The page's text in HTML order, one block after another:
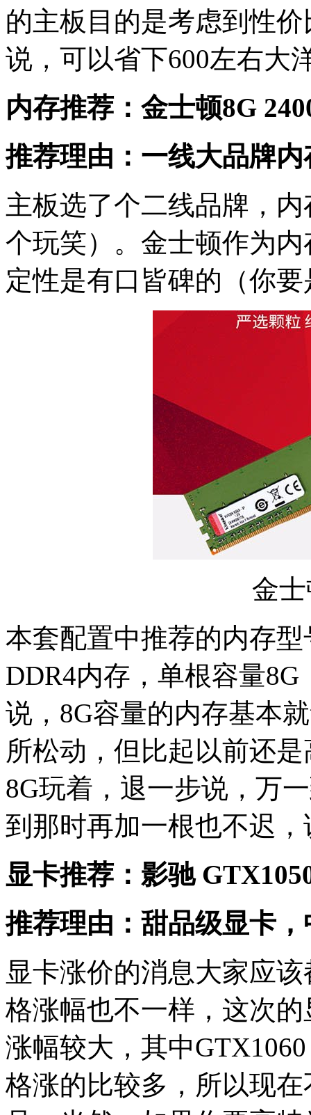
的主板目的是考虑到性
说，可以省下600左右大
内存推荐：金士顿8G
推荐理由：一线大品牌
主板选了个二线品牌，
个玩笑）。金士顿作为
定性是有口皆碑的（你
金士
本套配置中推荐的内存
DDR4内存，单根容量
说，8G容量的内存基本
所松动，但比起以前还
8G玩着，退一步说，万
到那时再加一根也不迟
显卡推荐：影驰
推荐理由：甜品级显卡
显卡涨价的消息大家应
格涨幅也不一样，这次
涨幅较大，其中
格涨的比较多，所以现